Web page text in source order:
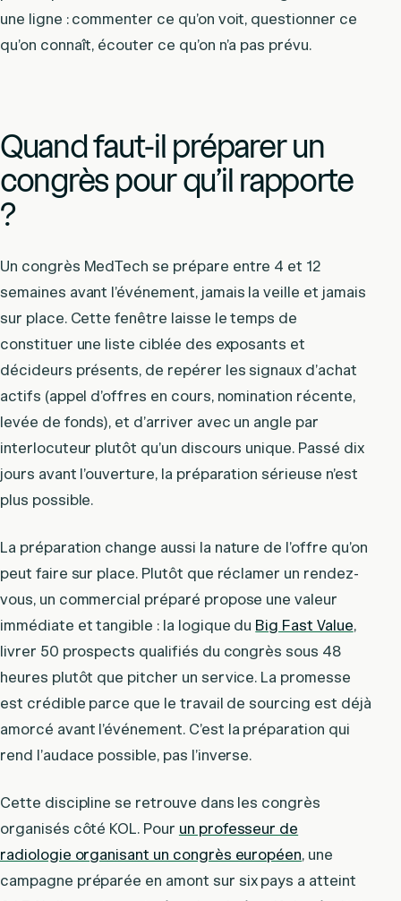
une ligne : commenter ce qu’on voit, questionner ce
qu’on connaît, écouter ce qu’on n’a pas prévu.
Quand faut-il préparer un
congrès pour qu’il rapporte
?
Un congrès MedTech se prépare entre 4 et 12
semaines avant l’événement, jamais la veille et jamais
sur place. Cette fenêtre laisse le temps de
constituer une liste ciblée des exposants et
décideurs présents, de repérer les signaux d’achat
actifs (appel d’offres en cours, nomination récente,
levée de fonds), et d’arriver avec un angle par
interlocuteur plutôt qu’un discours unique. Passé dix
jours avant l’ouverture, la préparation sérieuse n’est
plus possible.
La préparation change aussi la nature de l’offre qu’on
peut faire sur place. Plutôt que réclamer un rendez-
vous, un commercial préparé propose une valeur
immédiate et tangible : la logique du Big Fast Value,
livrer 50 prospects qualifiés du congrès sous 48
heures plutôt que pitcher un service. La promesse
est crédible parce que le travail de sourcing est déjà
amorcé avant l’événement. C’est la préparation qui
rend l’audace possible, pas l’inverse.
Cette discipline se retrouve dans les congrès
organisés côté KOL. Pour un professeur de
radiologie organisant un congrès européen, une
campagne préparée en amont sur six pays a atteint